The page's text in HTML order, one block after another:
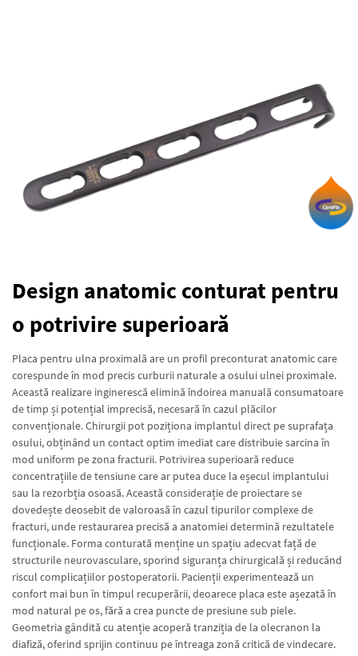
Design anatomic conturat pentru
o potrivire superioară
Placa pentru ulna proximală are un profil preconturat anatomic care
corespunde în mod precis curburii naturale a osului ulnei proximale.
Această realizare inginerescă elimină îndoirea manuală consumatoare
de timp și potențial imprecisă, necesară în cazul plăcilor
convenționale. Chirurgii pot poziționa implantul direct pe suprafața
osului, obținând un contact optim imediat care distribuie sarcina în
mod uniform pe zona fracturii. Potrivirea superioară reduce
concentrațiile de tensiune care ar putea duce la eșecul implantului
sau la rezorbția osoasă. Această considerație de proiectare se
dovedește deosebit de valoroasă în cazul tipurilor complexe de
fracturi, unde restaurarea precisă a anatomiei determină rezultatele
funcționale. Forma conturată menține un spațiu adecvat față de
structurile neurovasculare, sporind siguranța chirurgicală și reducând
riscul complicațiilor postoperatorii. Pacienții experimentează un
confort mai bun în timpul recuperării, deoarece placa este așezată în
mod natural pe os, fără a crea puncte de presiune sub piele.
Geometria gândită cu atenție acoperă tranziția de la olecranon la
diafiză, oferind sprijin continuu pe întreaga zonă critică de vindecare.